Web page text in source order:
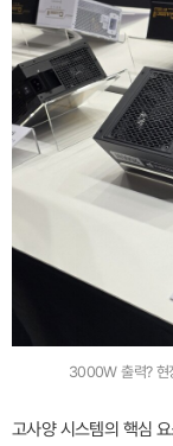
3000W 출력?
고사양 시스템의 핵심